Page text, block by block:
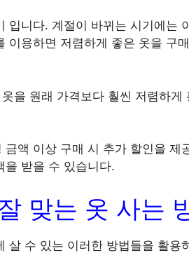
입니다. 계절이 바뀌는 시기에는
이용하면 저렴하게 좋은 옷을 구
을 원래 가격보다 훨씬 저렴하게
금액 이상 구매 시 추가 할인을 제
을 받을 수 있습니다.
맞는 옷 사는
살 수 있는 이러한 방법들을 활용